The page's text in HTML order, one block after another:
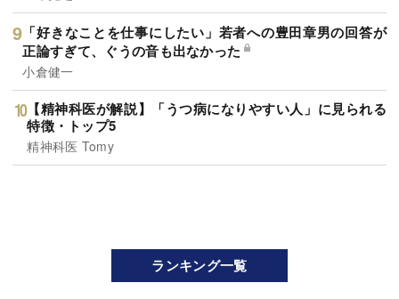
「好きなことを仕事にしたい」若者への豊田章男の回答が
正論すぎて、ぐうの音も出なかった
小倉健一
【精神科医が解説】「うつ病になりやすい人」に見られる
特徴・トップ5
精神科医 Tomy
ランキング一覧